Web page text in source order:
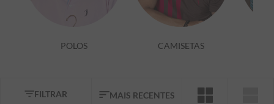
POLOS CAMISETAS
MAIS RECENTES
FILTRAR
º
bermuda